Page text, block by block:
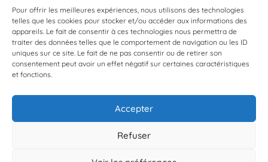
Pour offrir les meilleures expériences, nous utilisons des technologies
telles que les cookies pour stocker et/ou accéder aux informations des
appareils. Le fait de consentir à ces technologies nous permettra de
traiter des données telles que le comportement de navigation ou les ID
uniques sur ce site. Le fait de ne pas consentir ou de retirer son
consentement peut avoir un effet négatif sur certaines caractéristiques
et fonctions.
Accepter
Refuser
À propos de BioLit
Vos données d'observation
Ressources
Résultats du programme
Contacts
Vous n’êtes pas encore inscrit à Biolit ?
Inscrivez-vous dès maintenant